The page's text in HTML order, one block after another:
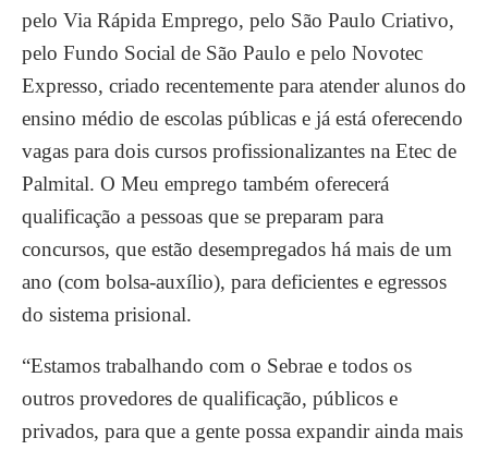
pelo Via Rápida Emprego, pelo São Paulo Criativo,
pelo Fundo Social de São Paulo e pelo Novotec
Expresso, criado recentemente para atender alunos do
ensino médio de escolas públicas e já está oferecendo
vagas para dois cursos profissionalizantes na Etec de
Palmital. O Meu emprego também oferecerá
qualificação a pessoas que se preparam para
concursos, que estão desempregados há mais de um
ano (com bolsa-auxílio), para deficientes e egressos
do sistema prisional.
“Estamos trabalhando com o Sebrae e todos os
outros provedores de qualificação, públicos e
privados, para que a gente possa expandir ainda mais